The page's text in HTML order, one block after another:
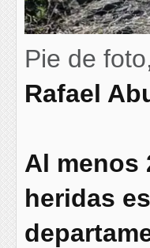
Pie de
Rafael
Al menos
heridas